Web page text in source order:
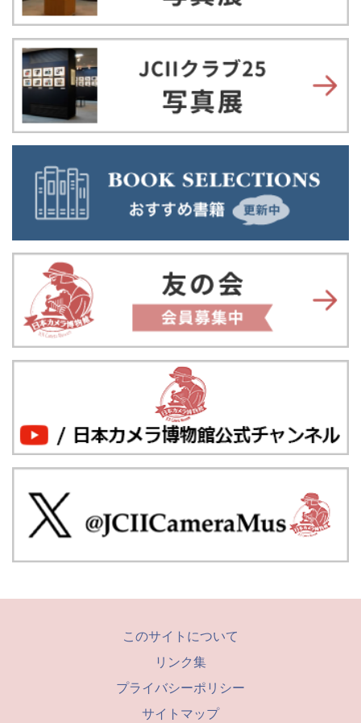
このサイトについて
リンク集
プライバシーポリシー
サイトマップ